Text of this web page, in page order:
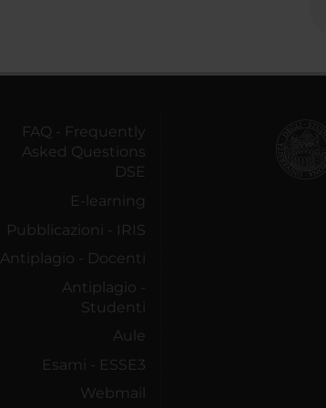
FAQ - Frequently
Asked Questions
DSE
E-learning
Pubblicazioni - IRIS
Antiplagio - Docenti
Antiplagio -
Studenti
Aule
Esami - ESSE3
Webmail